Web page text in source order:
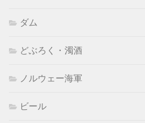
ダム
どぶろく・濁酒
ノルウェー海軍
ビール